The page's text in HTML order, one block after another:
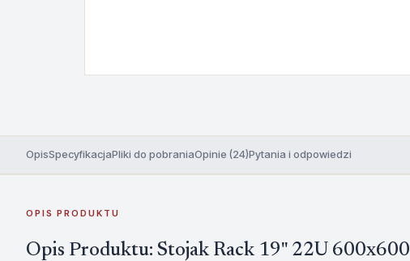
OpisSpecyfikacjaPliki do pobraniaOpinie (24)Pytania i odpowiedzi
OPIS PRODUKTU
Opis Produktu: Stojak Rack 19" 22U 600x600